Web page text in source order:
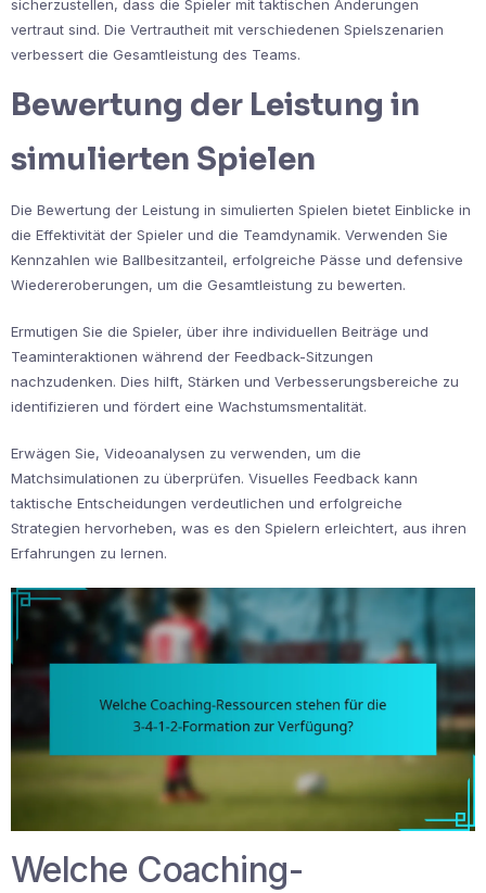
sicherzustellen, dass die Spieler mit taktischen Änderungen
vertraut sind. Die Vertrautheit mit verschiedenen Spielszenarien
verbessert die Gesamtleistung des Teams.
Bewertung der Leistung in
simulierten Spielen
Die Bewertung der Leistung in simulierten Spielen bietet Einblicke in
die Effektivität der Spieler und die Teamdynamik. Verwenden Sie
Kennzahlen wie Ballbesitzanteil, erfolgreiche Pässe und defensive
Wiedereroberungen, um die Gesamtleistung zu bewerten.
Ermutigen Sie die Spieler, über ihre individuellen Beiträge und
Teaminteraktionen während der Feedback-Sitzungen
nachzudenken. Dies hilft, Stärken und Verbesserungsbereiche zu
identifizieren und fördert eine Wachstumsmentalität.
Erwägen Sie, Videoanalysen zu verwenden, um die
Matchsimulationen zu überprüfen. Visuelles Feedback kann
taktische Entscheidungen verdeutlichen und erfolgreiche
Strategien hervorheben, was es den Spielern erleichtert, aus ihren
Erfahrungen zu lernen.
Welche Coaching-